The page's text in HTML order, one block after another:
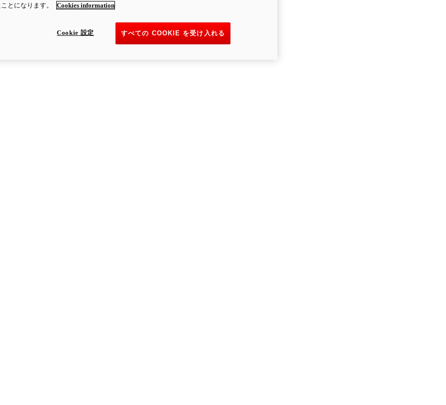
とになります。
Cookies information
すべての COOKIE を受け入れる
Cookie 設定